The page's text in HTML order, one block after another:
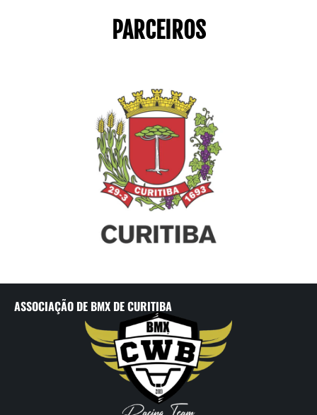
PARCEIROS
ASSOCIAÇÃO DE BMX DE CURITIBA